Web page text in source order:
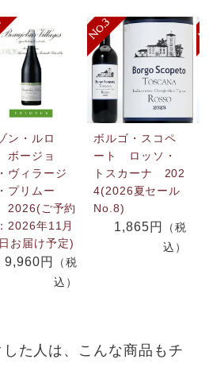
ン・ルロ
ージョ
ヴィラージ
プリムー
2026(ご予約
2026年11月
お届け予定)
9,960円
（税
込）
ボルゴ・スコペ
ート ロッソ・
トスカーナ 202
4(2026夏セール
No.8)
1,865円
（税
込）
た人は、こんな商品もチ